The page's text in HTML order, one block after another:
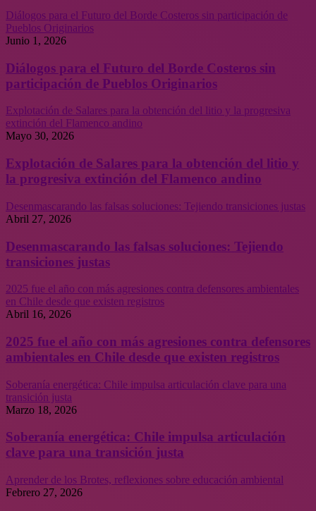
Diálogos para el Futuro del Borde Costeros sin participación de
Pueblos Originarios
Junio 1, 2026
Diálogos para el Futuro del Borde Costeros sin
participación de Pueblos Originarios
Explotación de Salares para la obtención del litio y la progresiva
extinción del Flamenco andino
Mayo 30, 2026
Explotación de Salares para la obtención del litio y
la progresiva extinción del Flamenco andino
Desenmascarando las falsas soluciones: Tejiendo transiciones justas
Abril 27, 2026
Desenmascarando las falsas soluciones: Tejiendo
transiciones justas
2025 fue el año con más agresiones contra defensores ambientales
en Chile desde que existen registros
Abril 16, 2026
2025 fue el año con más agresiones contra defensores
ambientales en Chile desde que existen registros
Soberanía energética: Chile impulsa articulación clave para una
transición justa
Marzo 18, 2026
Soberanía energética: Chile impulsa articulación
clave para una transición justa
Aprender de los Brotes, reflexiones sobre educación ambiental
Febrero 27, 2026